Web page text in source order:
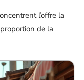
l’offre la
de la